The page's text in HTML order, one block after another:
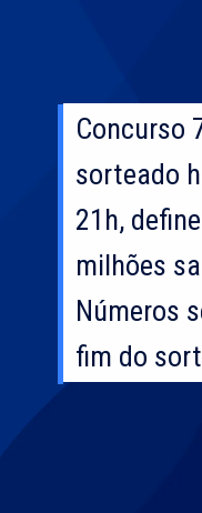
Concurso
sorteado
21h,
milhões
Números
fim do
Concurso
sorteado
21h,
milhões
Números
fim do